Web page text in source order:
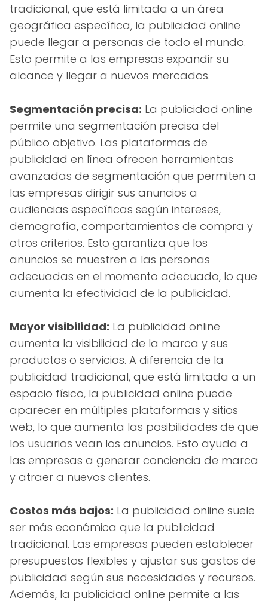
tradicional, que está limitada a un área
geográfica específica, la publicidad online
puede llegar a personas de todo el mundo.
Esto permite a las empresas expandir su
alcance y llegar a nuevos mercados.
Segmentación precisa: La publicidad online
permite una segmentación precisa del
público objetivo. Las plataformas de
publicidad en línea ofrecen herramientas
avanzadas de segmentación que permiten a
las empresas dirigir sus anuncios a
audiencias específicas según intereses,
demografía, comportamientos de compra y
otros criterios. Esto garantiza que los
anuncios se muestren a las personas
adecuadas en el momento adecuado, lo que
aumenta la efectividad de la publicidad.
Mayor visibilidad: La publicidad online
aumenta la visibilidad de la marca y sus
productos o servicios. A diferencia de la
publicidad tradicional, que está limitada a un
espacio físico, la publicidad online puede
aparecer en múltiples plataformas y sitios
web, lo que aumenta las posibilidades de que
los usuarios vean los anuncios. Esto ayuda a
las empresas a generar conciencia de marca
y atraer a nuevos clientes.
Costos más bajos: La publicidad online suele
ser más económica que la publicidad
tradicional. Las empresas pueden establecer
presupuestos flexibles y ajustar sus gastos de
publicidad según sus necesidades y recursos.
Además, la publicidad online permite a las